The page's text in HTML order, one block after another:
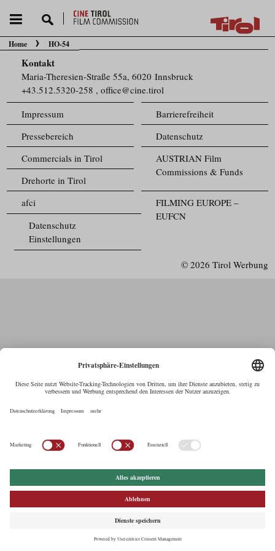
Sie befinden sich hier:
Home HO-54
Kontakt
Maria-Theresien-Straße 55a, 6020 Innsbruck
+43.512.5320-258 ,office@cine.tirol
Impressum
Barrierefreiheit
Pressebereich
Datenschutz
Commercials in Tirol
AUSTRIAN Film
Commissions & Funds
Drehorte in Tirol
FILMING EUROPE –
EUFCN
afci
Datenschutz
Einstellungen
© 2026 Tirol Werbung